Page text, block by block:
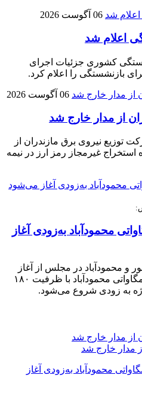
06 آگوست 2026
اعلام شد
کشوری جزئیات اجرای
بازنشستگی را اعلام کرد.
06 آگوست 2026
توزیع نیروی برق مازندران از
۱۹ دستگاه استخراج غیرمجاز رمز ارز در نیمه
نیروگاه ۵۰۰ مگاواتی محمودآباد به‌زودی آغاز
و محمودآباد در مجلس از آغاز
اجرای فاز نخست نیروگاه ۵۰۰ مگاواتی محمودآباد با ظرفیت ۱۸۰
به زودی شروع می‌شود.
نخست نیروگاه ۵۰۰ مگاواتی محمودآباد به‌زودی آغاز